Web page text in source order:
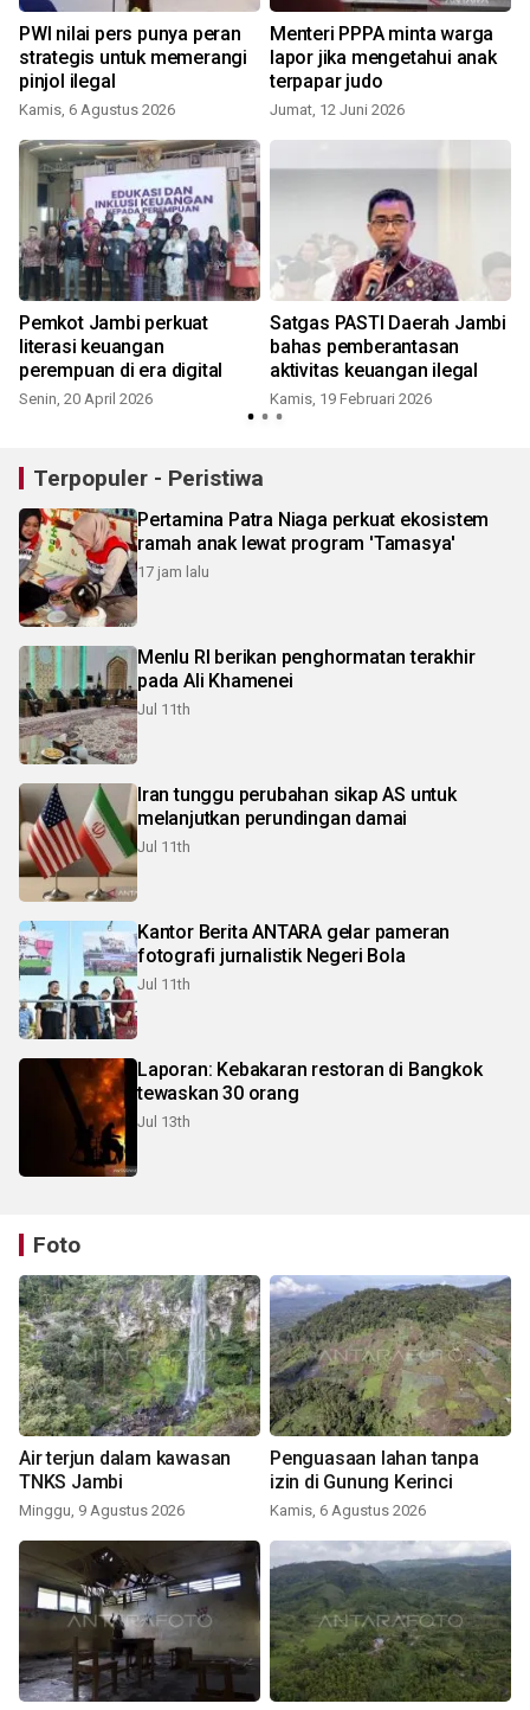
PWI nilai pers punya peran
strategis untuk memerangi
pinjol ilegal
Kamis, 6 Agustus 2026
Menteri PPPA minta warga
lapor jika mengetahui anak
terpapar judo
Jumat, 12 Juni 2026
Pemkot Jambi perkuat
literasi keuangan
perempuan di era digital
Senin, 20 April 2026
Satgas PASTI Daerah Jambi
bahas pemberantasan
aktivitas keuangan ilegal
Kamis, 19 Februari 2026
Terpopuler - Peristiwa
Pertamina Patra Niaga perkuat ekosistem
ramah anak lewat program 'Tamasya'
17 jam lalu
Menlu RI berikan penghormatan terakhir
pada Ali Khamenei
Jul 11th
Iran tunggu perubahan sikap AS untuk
melanjutkan perundingan damai
Jul 11th
Kantor Berita ANTARA gelar pameran
fotografi jurnalistik Negeri Bola
Jul 11th
Laporan: Kebakaran restoran di Bangkok
tewaskan 30 orang
Jul 13th
Foto
Air terjun dalam kawasan
TNKS Jambi
Minggu, 9 Agustus 2026
Penguasaan lahan tanpa
izin di Gunung Kerinci
Kamis, 6 Agustus 2026